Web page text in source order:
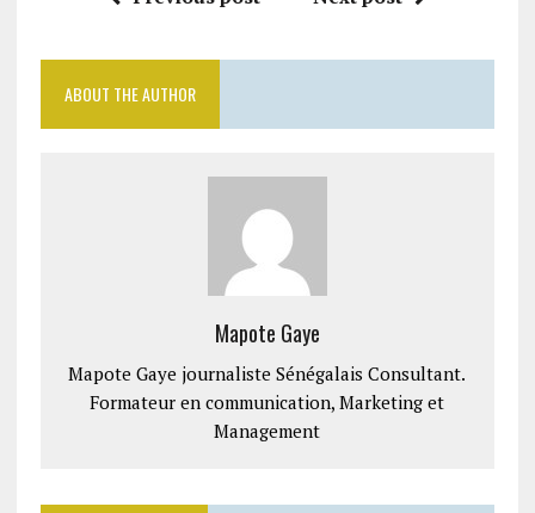
ABOUT THE AUTHOR
Mapote Gaye
Mapote Gaye journaliste Sénégalais Consultant.
Formateur en communication, Marketing et
Management